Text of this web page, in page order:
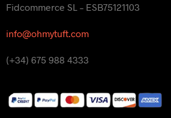
Fidcommerce SL – ESB75121103
info@ohmytuft.com
(+34) 675 988 4333